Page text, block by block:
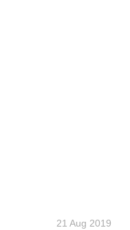
21 Aug 2019